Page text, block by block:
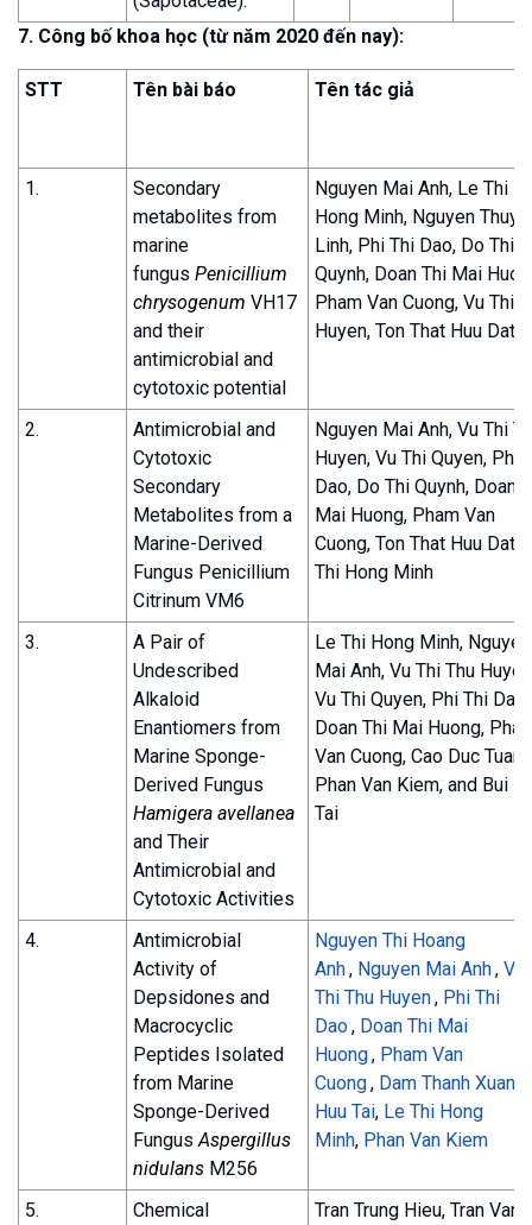
7. Công bố khoa học (từ năm 2020 đến nay):
STT Tên bài báo Tên tác giả
1.
Secondary
metabolites from
marine
fungus Penicillium
chrysogenum VH17
and their
antimicrobial and
cytotoxic potential
Nguyen Mai Anh, Le Thi
Hong Minh, Nguyen Thuy
Linh, Phi Thi Dao, Do Thi
Quynh, Doan Thi Mai
Pham Van Cuong, Vu Thi
Huyen, Ton That Huu Dat
2.
Antimicrobial and
Cytotoxic
Secondary
Metabolites from a
Marine-Derived
Fungus Penicillium
Citrinum VM6
Nguyen Mai Anh, Vu Thi
Huyen, Vu Thi Quyen, Phi
Dao, Do Thi Quynh, Doan
Mai Huong, Pham Van
Cuong, Ton That Huu Dat,
Thi Hong Minh
3.
A Pair of
Undescribed
Alkaloid
Enantiomers from
Marine Sponge-
Derived Fungus
Hamigera avellanea
and Their
Antimicrobial and
Cytotoxic Activities
Le Thi Hong Minh, Nguyen
Mai Anh, Vu Thi Thu
Vu Thi Quyen, Phi Thi Dao,
Doan Thi Mai Huong,
Van Cuong, Cao Duc Tuan,
Phan Van Kiem, and Bui
Tai
4.
Antimicrobial
Activity of
Depsidones and
Macrocyclic
Peptides Isolated
from Marine
Sponge-Derived
Fungus Aspergillus
nidulans M256
Nguyen Thi Hoang
Anh, Nguyen Mai Anh, Vu
Thi Thu Huyen, Phi Thi
Dao, Doan Thi Mai
Huong, Pham Van
Cuong, Dam Thanh Xuan
Huu Tai, Le Thi Hong
Minh, Phan Van Kiem
5.
Chemical
Tran Trung Hieu, Tran Van